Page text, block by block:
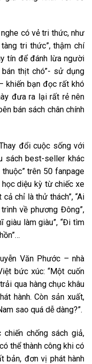
có vẻ tri thức, như
tàng tri thức”, thậm chí
tín để đánh lừa người
thịt chó”- sử dụng
khiến bạn đọc rất khó
đưa ra lại rất rẻ nên
bán sách chân chính
đổi cuộc sống với
sách best-seller khác
trên 50 fanpage
học diệu kỳ từ chiếc xe
chỉ là thử thách”, “Ai
về phương Đông”,
giàu làm giàu”, “Đi tìm
Văn Phước – nhà
bức xúc: “Một cuốn
qua hàng chục khâu
hành. Còn sản xuất,
sao quá dễ dàng?”.
chiến chống sách giả,
thể thành công khi có
bản, đơn vị phát hành